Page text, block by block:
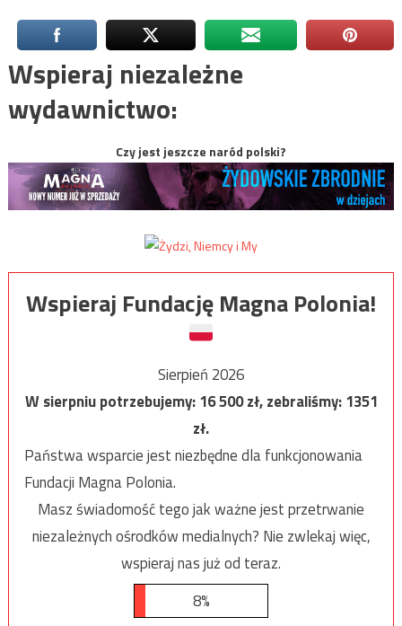
Wspieraj niezależne
wydawnictwo:
Czy jest jeszcze naród polski?
Wspieraj Fundację Magna Polonia!
Sierpień 2026
W sierpniu potrzebujemy:16 500zł, zebraliśmy:1351
zł.
Państwa wsparcie jest niezbędne dla funkcjonowania
Fundacji Magna Polonia.
Masz świadomość tego jak ważne jest przetrwanie
niezależnych ośrodków medialnych? Nie zwlekaj więc,
wspieraj nas już od teraz.
8%